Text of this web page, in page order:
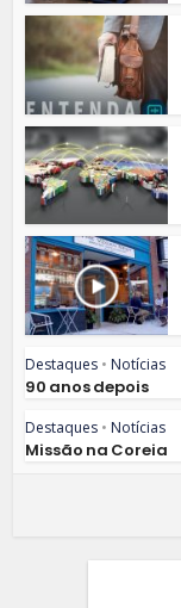
Destaques • Notícias
90 anos depois
Destaques • Notícias
Missão na Coreia